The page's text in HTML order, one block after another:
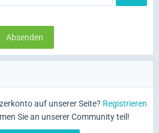
auf unserer Seite? Registrieren
Sie an unserer Community teil!